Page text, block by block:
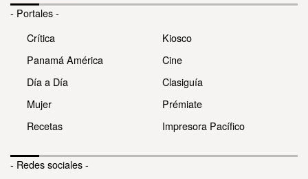
- Portales -
Crítica
Panamá América
Día a Día
Mujer
Recetas
Kiosco
Cine
Clasiguía
Prémiate
Impresora Pacífico
- Redes sociales -